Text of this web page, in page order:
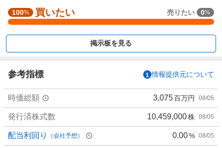
強
く
買
1
0
0
%
、
買
い
100% 買いたい 売りたい 0%
掲示板を見る
参考指標 情報提供元について
時価総額 3,075百万円 08/05
発行済株式数 10,459,000株 08/05
配当利回り （会社予想） 0.00% 08/05